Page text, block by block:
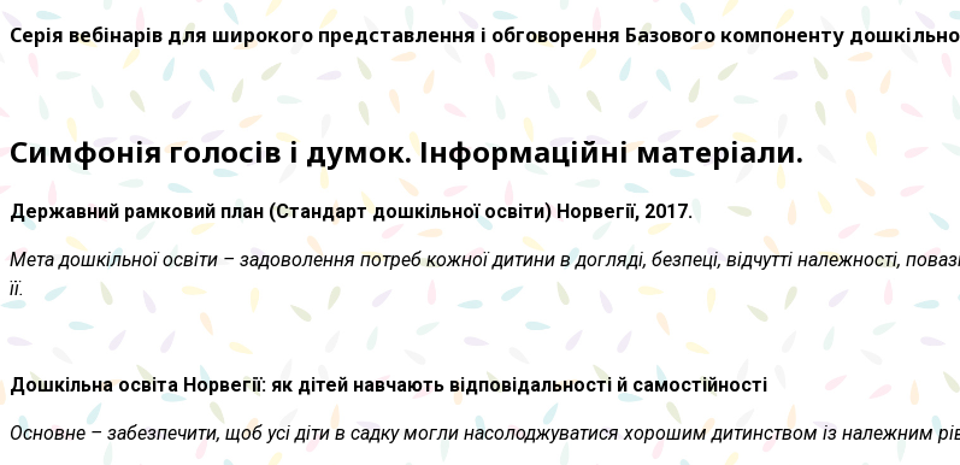
Серія вебінарів для широкого представлення і обговорення Базового компоненту
Симфонія голосів і думок. Інформаційні матеріали.
Державний рамковий план (Стандарт дошкільної освіти) Норвегії, 2017.
Мета дошкільної освіти – задоволення потреб кожної дитини в догляді, безпеці, відчутті належності,
її.
Дошкільна освіта Норвегії: як дітей навчають відповідальності й самостійності
Основне – забезпечити, щоб усі діти в садку могли насолоджуватися хорошим дитинством із належним